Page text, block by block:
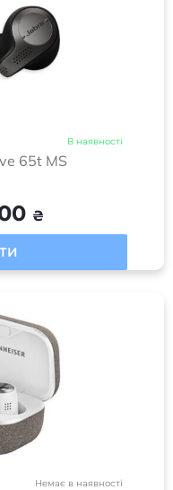
В наявності
65t MS
₴
Немає в наявності